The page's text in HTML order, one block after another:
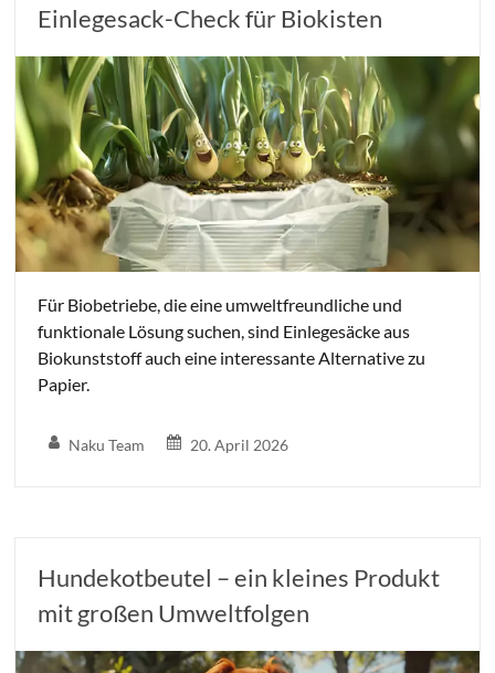
Einlegesack-Check für Biokisten
Für Biobetriebe, die eine umweltfreundliche und
funktionale Lösung suchen, sind Einlegesäcke aus
Biokunststoff auch eine interessante Alternative zu
Papier.
Naku Team 20. April 2026
Hundekotbeutel – ein kleines Produkt
mit großen Umweltfolgen